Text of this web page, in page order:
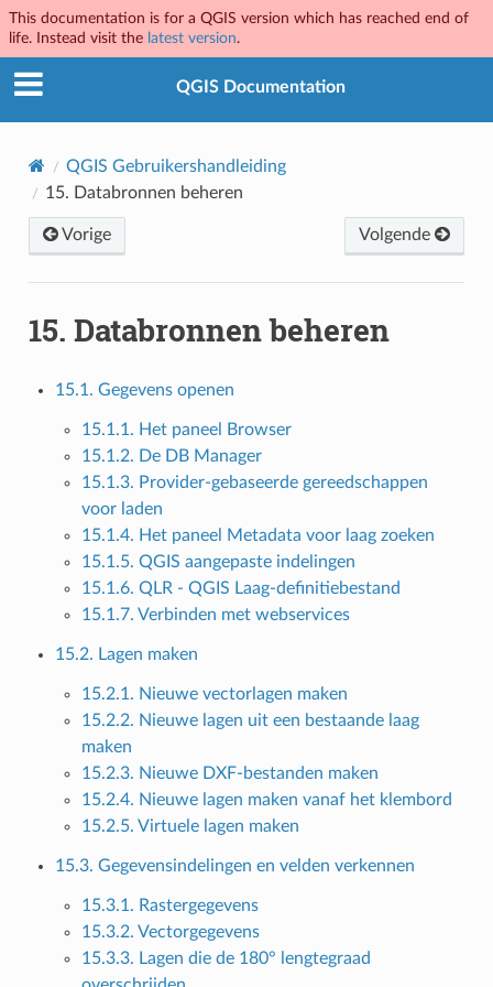
This documentation is for a QGIS version which has reached end of
life. Instead visit the latest version.
QGIS Documentation
QGIS Gebruikershandleiding
15. Databronnen beheren
Vorige Volgende
15. Databronnen beheren
15.1. Gegevens openen
15.1.1. Het paneel Browser
15.1.2. De DB Manager
15.1.3. Provider-gebaseerde gereedschappen
voor laden
15.1.4. Het paneel Metadata voor laag zoeken
15.1.5. QGIS aangepaste indelingen
15.1.6. QLR - QGIS Laag-definitiebestand
15.1.7. Verbinden met webservices
15.2. Lagen maken
15.2.1. Nieuwe vectorlagen maken
15.2.2. Nieuwe lagen uit een bestaande laag
maken
15.2.3. Nieuwe DXF-bestanden maken
15.2.4. Nieuwe lagen maken vanaf het klembord
15.2.5. Virtuele lagen maken
15.3. Gegevensindelingen en velden verkennen
15.3.1. Rastergegevens
15.3.2. Vectorgegevens
15.3.3. Lagen die de 180° lengtegraad